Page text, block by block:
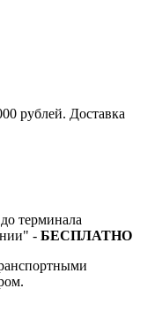
рублей. Доставка
терминала
- БЕСПЛАТНО